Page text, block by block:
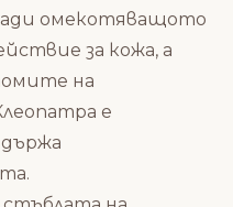
омекотяващото
за кожа, а
на
е